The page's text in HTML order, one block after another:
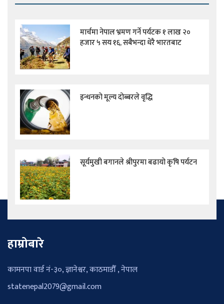
मार्चमा नेपाल भ्रमण गर्ने पर्यटक १ लाख २०
हजार ५ सय १६, सबैभन्दा धेरै भारतबाट
इन्धनको मूल्य दोब्बरले वृद्धि
सूर्यमुखी बगानले श्रीपुरमा बढायो कृषि पर्यटन
हाम्रोबारे
कामनपा वार्ड नं-३०, ज्ञानेश्वर, काठमाडौँ , नेपाल
statenepal2079@gmail.com